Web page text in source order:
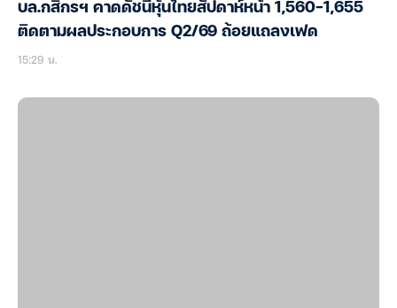
บล.กสิกรฯ คาดดัชนีหุ้นไทยสัปดาห์หน้า 1,560-1,655
ติดตามผลประกอบการ Q2/69 ถ้อยแถลงเฟด
15:29 น.